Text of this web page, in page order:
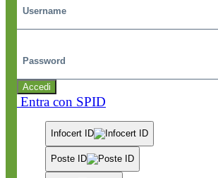
Accedi
Entra con SPID
Infocert ID
Poste ID